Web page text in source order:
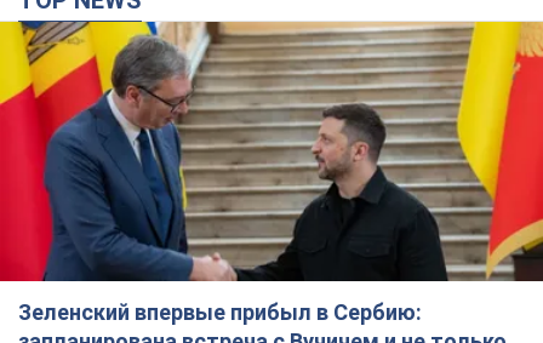
3 години тому
"Верните Федорова": в городах Украины уже
23-й день подряд проходят массовые митинги
с плакатами. Фото и видео
Участники акций продолжают серию ежедневных протестов
2 години тому 1,4 т.
Сенат США одобрил законопроект Грэма о
санкциях против России: что дальше